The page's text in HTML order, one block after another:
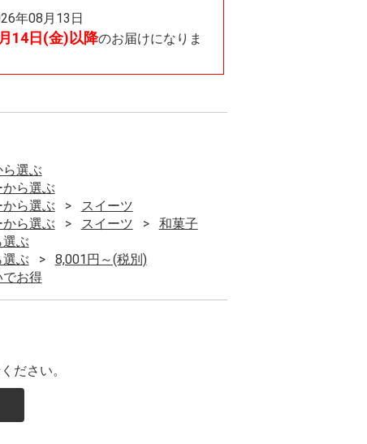
年08月13日
14日(金)以降のお届けになりま
ら選ぶ
ら選ぶ
ら選ぶ
スイーツ
ら選ぶ スイーツ
和菓子
ぶ
ぶ
8,001円～(税別)
でお得
ださい。